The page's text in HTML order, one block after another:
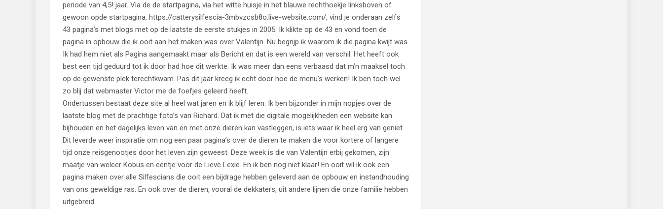
periode van 4,5! jaar. Via de de startpagina, via het witte huisje in het blauwe rechthoekje linksboven of
gewoon opde startpagina, https://catterysilfescia-3mbvzcsb8o.live-website.com/, vind je onderaan zelfs
43 pagina’s met blogs met op de laatste de eerste stukjes in 2005. Ik klikte op de 43 en vond toen de
pagina in opbouw die ik ooit aan het maken was over Valentijn. Nu begrijp ik waarom ik die pagina kwijt was.
Ik had hem niet als Pagina aangemaakt maar als Bericht en dat is een wereld van verschil. Het heeft ook
best een tijd geduurd tot ik door had hoe dit werkte. Ik was meer dan eens verbaasd dat m’n maaksel toch
op de gewenste plek terechtkwam. Pas dit jaar kreeg ik echt door hoe de menu’s werken! Ik ben toch wel
zo blij dat webmaster Victor me de foefjes geleerd heeft.
Ondertussen bestaat deze site al heel wat jaren en ik blijf leren. Ik ben bijzonder in mijn nopjes over de
laatste blog met de prachtige foto’s van Richard. Dat ik met die digitale mogelijkheden een website kan
bijhouden en het dagelijks leven van en met onze dieren kan vastleggen, is iets waar ik heel erg van geniet.
Dit leverde weer inspiratie om nog een paar pagina’s over de dieren te maken die voor kortere of langere
tijd onze reisgenootjes door het leven zijn geweest. Deze week is die van Valentijn erbij gekomen, zijn
maatje van weleer Kobus en eentje voor de Lieve Lexie. En ik ben nog niet klaar! En ooit wil ik ook een
pagina maken over alle Silfescians die ooit een bijdrage hebben geleverd aan de opbouw en instandhouding
van ons geweldige ras. En ook over de dieren, vooral de dekkaters, uit andere lijnen die onze familie hebben
uitgebreid.